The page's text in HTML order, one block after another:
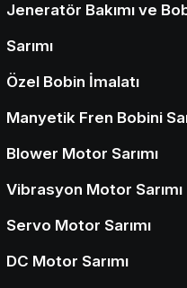
Jeneratör Bakımı ve
Sarımı
Özel Bobin İmalatı
Manyetik Fren Bobini
Blower Motor Sarımı
Vibrasyon Motor Sarımı
Servo Motor Sarımı
DC Motor Sarımı